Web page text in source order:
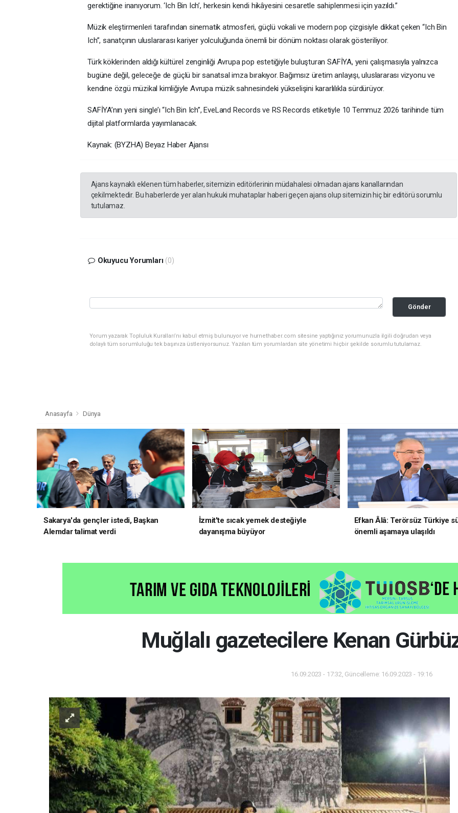
gerektiğine inanıyorum. ‘Ich Bin Ich’, herkesin kendi hikâyesini cesaretle sahiplenmesi için yazıldı.”
Müzik eleştirmenleri tarafından sinematik atmosferi, güçlü vokali ve modern pop çizgisiyle dikkat çeken “Ich Bin
Ich”, sanatçının uluslararası kariyer yolculuğunda önemli bir dönüm noktası olarak gösteriliyor.
Türk köklerinden aldığı kültürel zenginliği Avrupa pop estetiğiyle buluşturan SAFİYA, yeni çalışmasıyla yalnızca
bugüne değil, geleceğe de güçlü bir sanatsal imza bırakıyor. Bağımsız üretim anlayışı, uluslararası vizyonu ve
kendine özgü müzikal kimliğiyle Avrupa müzik sahnesindeki yükselişini kararlılıkla sürdürüyor.
SAFİYA’nın yeni single’ı “Ich Bin Ich”, EveLand Records ve RS Records etiketiyle 10 Temmuz 2026 tarihinde tüm
dijital platformlarda yayımlanacak.
Kaynak: (BYZHA) Beyaz Haber Ajansı
Ajans kaynaklı eklenen tüm haberler, sitemizin editörlerinin müdahalesi olmadan ajans kanallarından
çekilmektedir. Bu haberlerde yer alan hukuki muhataplar haberi geçen ajans olup sitemizin hiç bir editörü sorumlu
tutulamaz.
Okuyucu Yorumları (0)
Gönder
Yorum yazarak Topluluk Kuralları’nı kabul etmiş bulunuyor ve hurnethaber.com sitesine yaptığınız yorumunuzla ilgili doğrudan veya
dolaylı tüm sorumluluğu tek başınıza üstleniyorsunuz. Yazılan tüm yorumlardan site yönetimi hiçbir şekilde sorumlu tutulamaz.
Anasayfa Dünya
Sakarya'da gençler istedi, Başkan
Alemdar talimat verdi
İzmit'te sıcak yemek desteğiyle
dayanışma büyüyor
Efkan Âlâ: Terörsüz Türkiye
önemli aşamaya ulaşıldı
Muğlalı gazetecilere Kenan
16.09.2023 - 17:32, Güncelleme: 16.09.2023 - 19:16